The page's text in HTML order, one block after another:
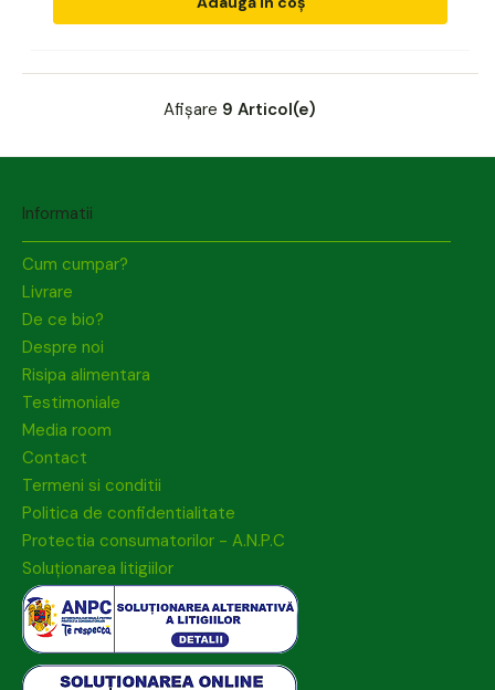
Afișare 9 Articol(e)
Informatii
Cum cumpar?
Livrare
De ce bio?
Despre noi
Risipa alimentara
Testimoniale
Media room
Contact
Termeni si conditii
Politica de confidentialitate
Protectia consumatorilor - A.N.P.C
Soluționarea litigiilor